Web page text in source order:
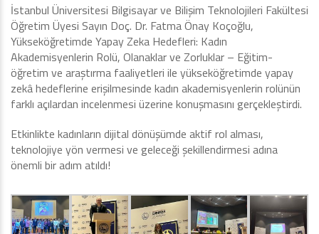
İstanbul Üniversitesi Bilgisayar ve Bilişim Teknolojileri Fakültesi
Öğretim Üyesi Sayın Doç. Dr. Fatma Önay Koçoğlu,
Yükseköğretimde Yapay Zeka Hedefleri: Kadın
Akademisyenlerin Rolü, Olanaklar ve Zorluklar – Eğitim-
öğretim ve araştırma faaliyetleri ile yükseköğretimde yapay
zekâ hedeflerine erişilmesinde kadın akademisyenlerin rolünün
farklı açılardan incelenmesi üzerine konuşmasını gerçekleştirdi.
Etkinlikte kadınların dijital dönüşümde aktif rol alması,
teknolojiye yön vermesi ve geleceği şekillendirmesi adına
önemli bir adım atıldı!